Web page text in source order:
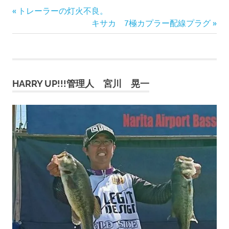
投
稿
ビ
ー
シ
ョ
ン
前
記
トレーラーの灯火不良。
次
の
キサカ 7極カプラー配線プラグ
HARRY UP!!!管理人 宮川 晃一